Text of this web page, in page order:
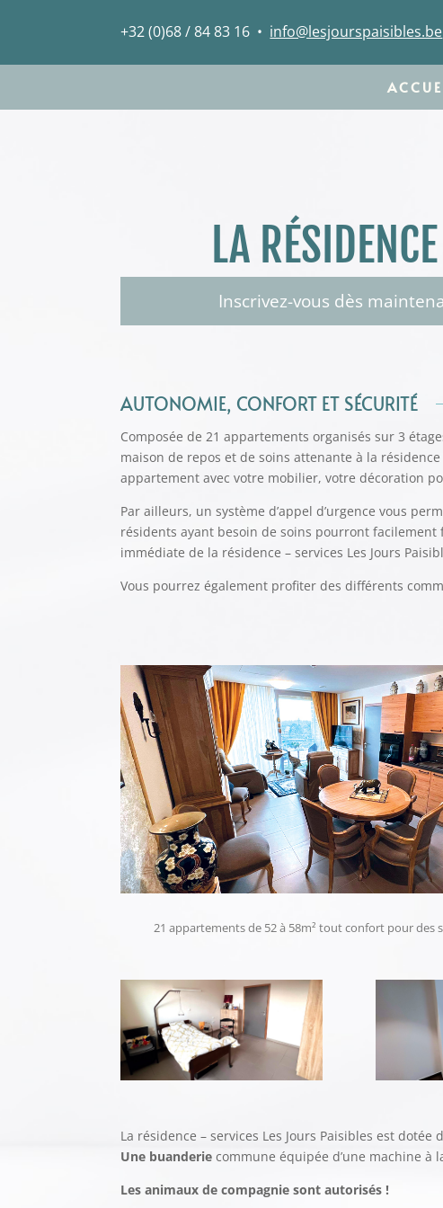
+32 (0)68 / 84 83 16 • info@lesjourspaisibles.be
LA
Inscrivez-vous dès
AUTONOMIE, CONFORT ET SÉCURITÉ
Composée de 21 appartements organisés sur 3
maison de repos et de soins attenante à la
appartement avec votre mobilier, votre décoration
Par ailleurs, un système d’appel d’urgence vous
résidents ayant besoin de soins pourront
immédiate de la résidence – services Les Jours
Vous pourrez également profiter des différents
21 appartements de 52 à 58m² tout confort pour des
La résidence – services Les Jours Paisibles est dotée
Une buanderie commune équipée d’une machine à
Les animaux de compagnie sont autorisés !